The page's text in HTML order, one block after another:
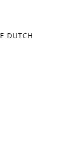
DUTCH